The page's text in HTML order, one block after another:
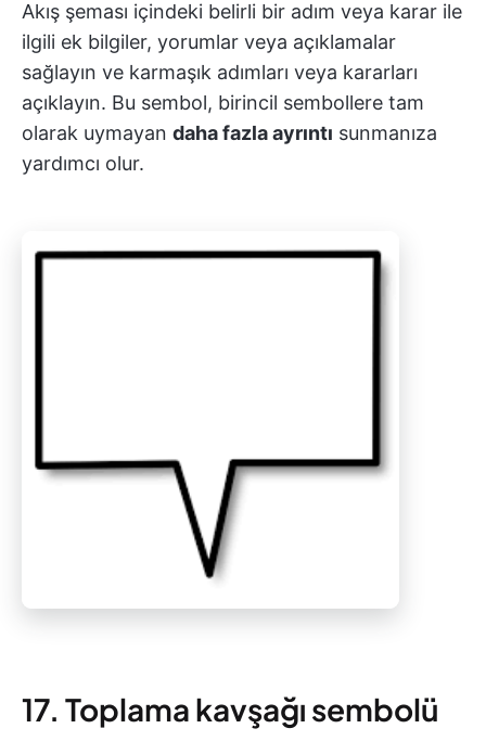
Akış şeması içindeki belirli bir adım veya karar ile
ilgili ek bilgiler, yorumlar veya açıklamalar
sağlayın ve karmaşık adımları veya kararları
açıklayın. Bu sembol, birincil sembollere tam
olarak uymayan daha fazla ayrıntı sunmanıza
yardımcı olur.
17. Toplama kavşağı sembolü